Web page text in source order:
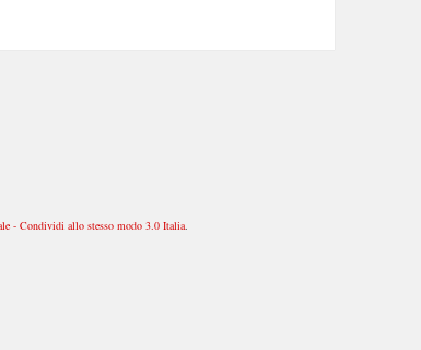
- Condividi allo stesso modo 3.0 Italia.